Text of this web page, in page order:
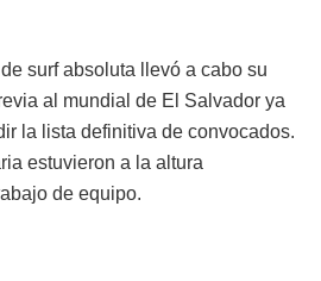
surf absoluta llevó a cabo su
al mundial de El Salvador ya
la lista definitiva de convocados.
estuvieron a la altura
de equipo.